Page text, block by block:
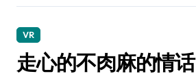
VR
走心的不肉麻的情话